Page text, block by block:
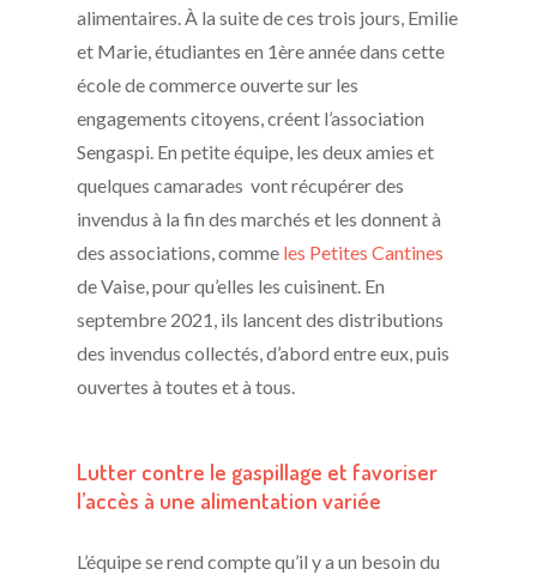
alimentaires. À la suite de ces trois jours, Emilie
et Marie, étudiantes en 1ère année dans cette
école de commerce ouverte sur les
engagements citoyens, créent l’association
Sengaspi. En petite équipe, les deux amies et
quelques camarades vont récupérer des
invendus à la fin des marchés et les donnent à
des associations, comme les Petites Cantines
de Vaise, pour qu’elles les cuisinent. En
septembre 2021, ils lancent des distributions
des invendus collectés, d’abord entre eux, puis
ouvertes à toutes et à tous.
Lutter contre le gaspillage et favoriser
l’accès à une alimentation variée
L’équipe se rend compte qu’il y a un besoin du